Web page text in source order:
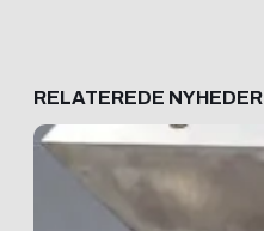
RELATEREDE NYHEDER